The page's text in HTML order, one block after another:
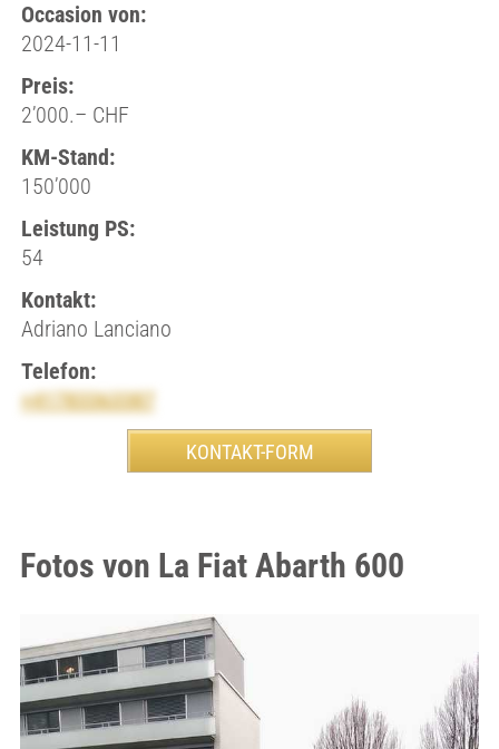
Occasion von:
2024-11-11
Preis:
2’000.– CHF
KM-Stand:
150’000
Leistung PS:
54
Kontakt:
Adriano Lanciano
Telefon:
+41783363387
Fotos von La Fiat Abarth 600